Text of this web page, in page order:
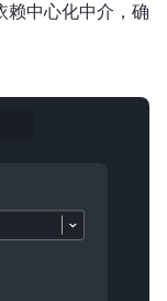
赖中心化中介，确